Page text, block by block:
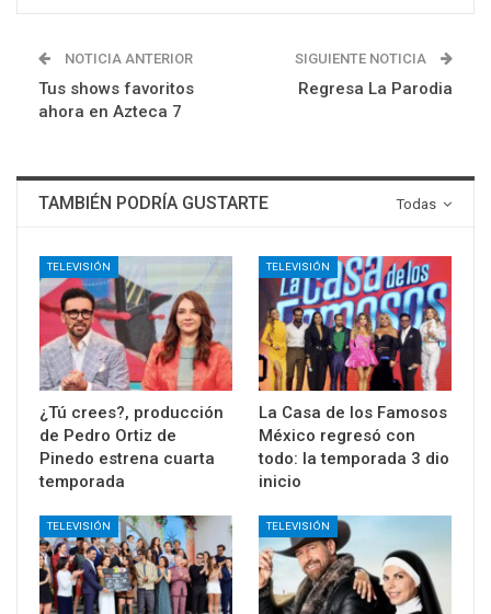
NOTICIA ANTERIOR
Tus shows favoritos
ahora en Azteca 7
SIGUIENTE NOTICIA
Regresa La Parodia
Todas
TAMBIÉN PODRÍA GUSTARTE
TELEVISIÓN
¿Tú crees?, producción
de Pedro Ortiz de
Pinedo estrena cuarta
temporada
TELEVISIÓN
La Casa de los Famosos
México regresó con
todo: la temporada 3 dio
inicio
TELEVISIÓN TELEVISIÓN